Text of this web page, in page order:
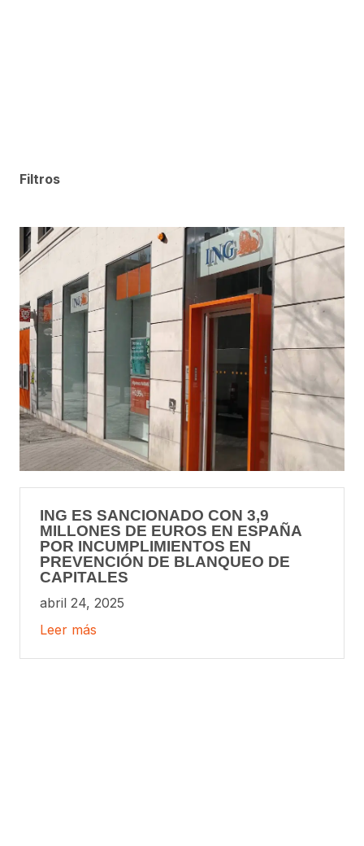
Filtros
ING ES SANCIONADO CON 3,9
MILLONES DE EUROS EN ESPAÑA
POR INCUMPLIMIENTOS EN
PREVENCIÓN DE BLANQUEO DE
CAPITALES
abril 24, 2025
Leer más